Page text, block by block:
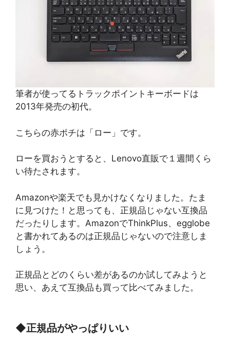
筆者が使ってるトラックポイントキーボードは
2013年発売の初代。
こちらの赤ポチは「ロー」です。
ローを買おうとすると、Lenovo直販で１週間くら
い待たされます。
Amazonや楽天でも見かけなくなりました。たま
に見つけた！と思っても、正規品じゃない互換品
だったりします。AmazonでThinkPlus、egglobe
と書かれてあるのは正規品じゃないので注意しま
しょう。
正規品とどのくらい差があるのか試してみようと
思い、あえて互換品も買って比べてみました。
◆正規品がやっぱりいい